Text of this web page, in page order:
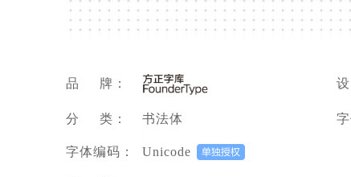
品 牌：
分 类： 书法体
字体编码： Unicode